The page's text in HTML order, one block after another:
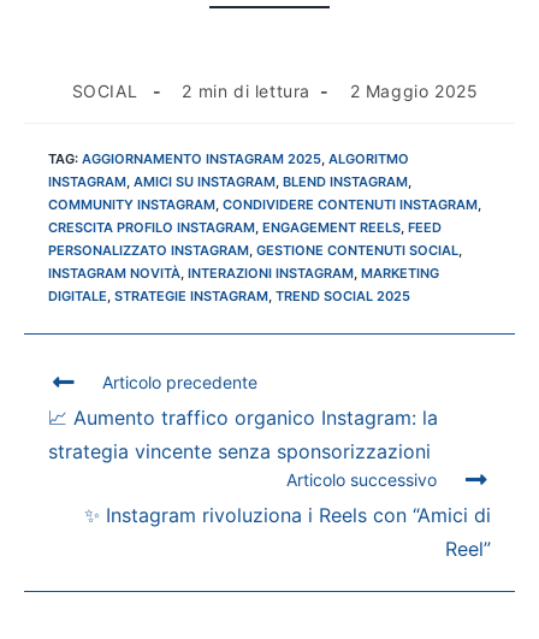
SOCIAL 2 min di lettura 2 Maggio 2025
TAG: AGGIORNAMENTO INSTAGRAM 2025, ALGORITMO
INSTAGRAM, AMICI SU INSTAGRAM, BLEND INSTAGRAM,
COMMUNITY INSTAGRAM, CONDIVIDERE CONTENUTI INSTAGRAM,
CRESCITA PROFILO INSTAGRAM, ENGAGEMENT REELS, FEED
PERSONALIZZATO INSTAGRAM, GESTIONE CONTENUTI SOCIAL,
INSTAGRAM NOVITÀ, INTERAZIONI INSTAGRAM, MARKETING
DIGITALE, STRATEGIE INSTAGRAM, TREND SOCIAL 2025
Articolo precedente
📈 Aumento traffico organico Instagram: la
strategia vincente senza sponsorizzazioni
Articolo successivo
✨ Instagram rivoluziona i Reels con “Amici di
Reel”